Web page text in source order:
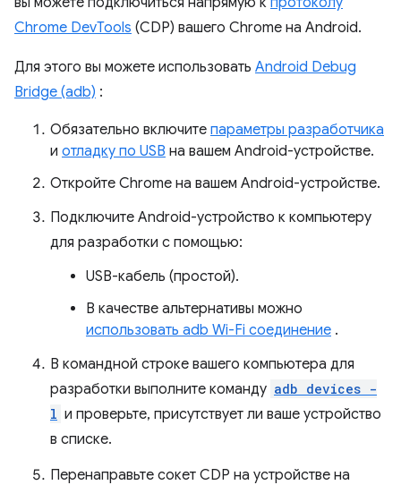
Chrome DevTools (CDP) вашего Chrome на Android.
Для этого вы можете использовать Android Debug
Bridge (adb) :
Обязательно включите параметры разработчика
и отладку по USB на вашем Android-устройстве.
Откройте Chrome на вашем Android-устройстве.
Подключите Android-устройство к компьютеру
для разработки с помощью:
USB-кабель (простой).
В качестве альтернативы можно
использовать adb Wi-Fi соединение .
В командной строке вашего компьютера для
разработки выполните команду adb devices -
l и проверьте, присутствует ли ваше устройство
в списке.
Перенаправьте сокет CDP на устройстве на